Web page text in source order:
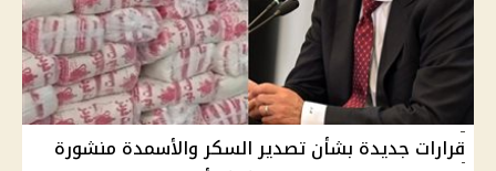
قرارات جديدة بشأن تصدير السكر والأسمدة منشورة